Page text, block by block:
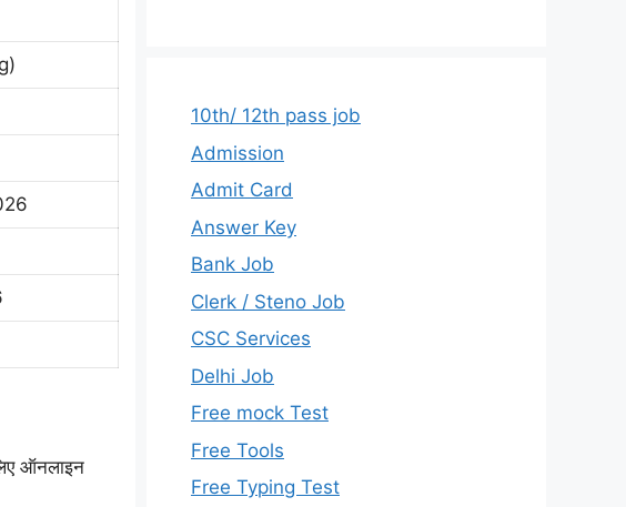
ऑनलाइन
10th/ 12th pass job
Admission
Admit Card
Answer Key
Bank Job
Clerk / Steno Job
CSC Services
Delhi Job
Free mock Test
Free Tools
Free Typing Test